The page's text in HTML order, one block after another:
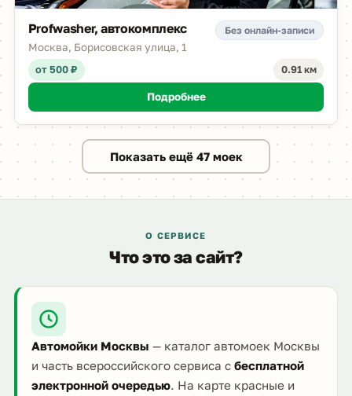
Profwasher, автокомплекс Без онлайн-записи
Москва, Борисовская улица, 1
от 500 ₽
0.91 км
Подробнее
Показать ещё 47 моек
О СЕРВИСЕ
Что это за сайт?
Автомойки Москвы — каталог автомоек Москвы
и часть всероссийского сервиса сбесплатной
электронной очередью. На карте красные и